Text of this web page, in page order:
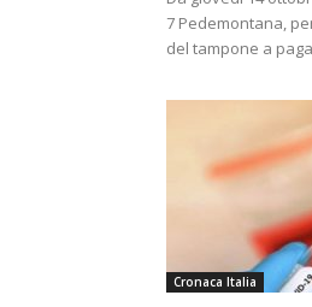
7 Pedemontana,
del tampone a
Cronaca Italia